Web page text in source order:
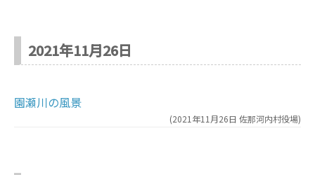
2021年11月26日
園瀬川の風景
(2021年11月26日 佐那河内村役場)